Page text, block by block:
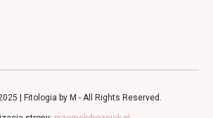
| Fitologia by M - All Rights Reserved.